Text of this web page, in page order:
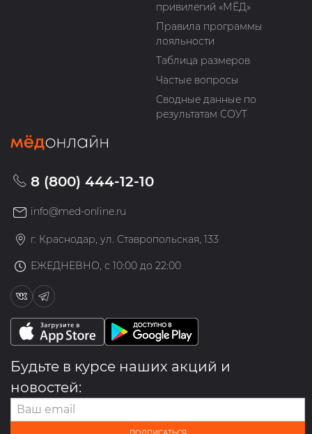
привилегий «МЁД»
Правила программы
лояльности
Таблица размеров
Частые вопросы
Сводные данные по
результатам СОУТ
8 (800) 444-12-10
info@med-online.ru
г. Краснодар, ул. Ставропольская, 133
ЕЖЕДНЕВНО, с 10:00 до 22:00
Будьте в курсе наших акций и
новостей: